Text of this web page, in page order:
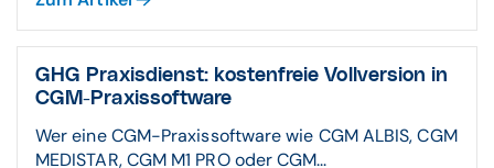
GHG Praxisdienst: kostenfreie Vollversion in
CGM-Praxissoftware
Wer eine CGM-Praxissoftware wie CGM ALBIS, CGM
MEDISTAR, CGM M1 PRO oder CGM...